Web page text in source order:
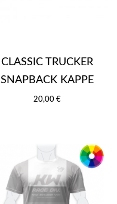
CLASSIC TRUCKER
SNAPBACK KAPPE
20,00 €